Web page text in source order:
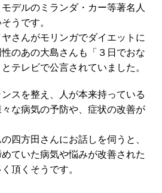
デルのミランダ・カー等著名人
うです。
さんがモリンガでダイエットに
のあの大島さんも「３日でおな
テレビで公言されていました。
スを整え、人が本来持っている
な病気の予防や、症状の改善が
四方田さんにお話しを伺うと、
ていた病気や悩みが改善された
頂くそうです。